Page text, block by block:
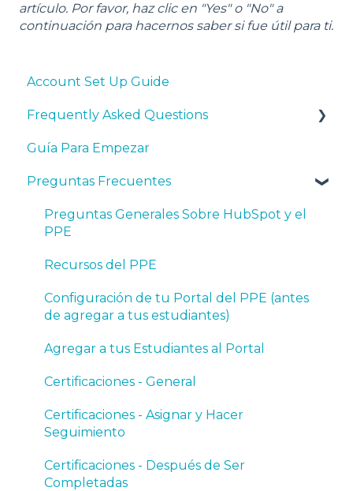
artículo. Por favor, haz clic en "Yes" o "No" a
continuación para hacernos saber si fue útil para ti.
Account Set Up Guide
Frequently Asked Questions
General HubSpot and Program Questions
Syllabi, Curriculum, and Teaching Resources
Account Set Up - Prior to Adding Students
Certifications - Assigning and Tracking
Certifications - After Completed
Software
Set Up and Troubleshooting Your HubSpot
Account
Community
Guía Para Empezar
Preguntas Frecuentes
Preguntas Generales Sobre HubSpot y el
PPE
Recursos del PPE
Configuración de tu Portal del PPE (antes
de agregar a tus estudiantes)
Agregar a tus Estudiantes al Portal
Certificaciones - General
Certificaciones - Asignar y Hacer
Seguimiento
Certificaciones - Después de Ser
Completadas